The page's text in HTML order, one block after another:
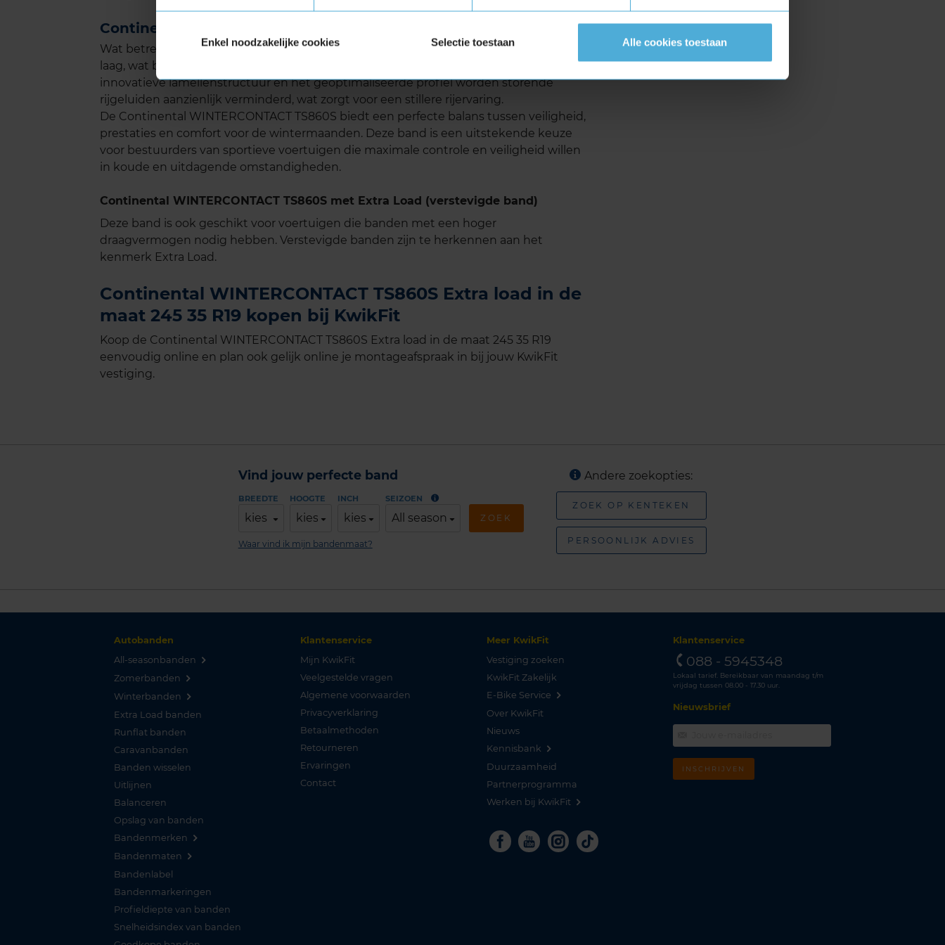
Enkel noodzakelijke cookies Selectie toestaan Alle cookies toestaan
Continental WINTERCONTACT TS860S geluid
Wat betreft geluid scoort de WINTERCONTACT TS860S goed. Het geluidsniveau is
laag, wat bijdraagt aan een comfortabel rijgevoel, zelfs op langere ritten. Dankzij de
innovatieve lamellenstructuur en het geoptimaliseerde profiel worden storende
rijgeluiden aanzienlijk verminderd, wat zorgt voor een stillere rijervaring.
De Continental WINTERCONTACT TS860S biedt een perfecte balans tussen veiligheid,
prestaties en comfort voor de wintermaanden. Deze band is een uitstekende keuze
voor bestuurders van sportieve voertuigen die maximale controle en veiligheid willen
in koude en uitdagende omstandigheden.
Continental WINTERCONTACT TS860S met Extra Load (verstevigde band)
Deze band is ook geschikt voor voertuigen die banden met een hoger
draagvermogen nodig hebben. Verstevigde banden zijn te herkennen aan het
kenmerk Extra Load.
Continental WINTERCONTACT TS860S Extra load in de
maat 245 35 R19 kopen bij KwikFit
Koop de Continental WINTERCONTACT TS860S Extra load in de maat 245 35 R19
eenvoudig online en plan ook gelijk online je montageafspraak in bij jouw KwikFit
vestiging.
Vind jouw perfecte band
BREEDTE
kies
HOOGTE
kies
INCH
kies
SEIZOEN
All season ZOEK
Waar vind ik mijn bandenmaat?
Andere zoekopties:
ZOEK OP KENTEKEN
PERSOONLIJK ADVIES
Autobanden
All-seasonbanden
Zomerbanden
Winterbanden
Extra Load banden
Runflat banden
Caravanbanden
Banden wisselen
Uitlijnen
Balanceren
Opslag van banden
Bandenmerken
Bandenmaten
Bandenlabel
Bandenmarkeringen
Profieldiepte van banden
Snelheidsindex van banden
Klantenservice
Mijn KwikFit
Veelgestelde vragen
Algemene voorwaarden
Privacyverklaring
Betaalmethoden
Retourneren
Ervaringen
Contact
Meer KwikFit
Vestiging zoeken
KwikFit Zakelijk
E-Bike Service
Over KwikFit
Nieuws
Kennisbank
Duurzaamheid
Partnerprogramma
Werken bij KwikFit
Facebook
YoutubeInstagram
Tiktok
Klantenservice
088 - 5945348
Lokaal tarief. Bereikbaar van maandag t/m
vrijdag tussen 08.00 - 17.30 uur.
Nieuwsbrief
INSCHRIJVEN